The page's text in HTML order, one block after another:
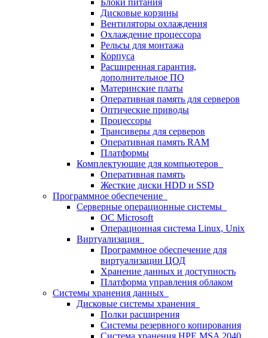
Блоки питания
Дисковые корзины
Вентиляторы охлаждения
Охлаждение процессора
Рельсы для монтажа
Корпуса
Расширенная гарантия,
дополнительное ПО
Материнские платы
Оперативная память для серверов
Оптические приводы
Процессоры
Трансиверы для серверов
Оперативная память RAM
Платформы
Комплектующие для компьютеров
Оперативная память
Жесткие диски HDD и SSD
Программное обеспечение
Серверные операционные системы
ОС Microsoft
Операционная система Linux, Unix
Виртуализация
Программное обеспечение для
виртуализации ЦОД
Хранение данных и доступность
Платформа управления облаком
Системы хранения данных
Дисковые системы хранения
Полки расширения
Системы резервного копирования
Система хранения HPE MSA 2040